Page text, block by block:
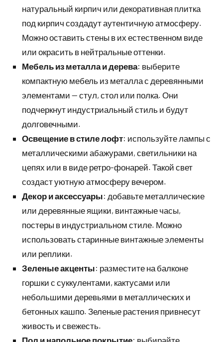
натуральный кирпич или декоративная плитка
под кирпич создадут аутентичную атмосферу.
Можно оставить стены в их естественном виде
или окрасить в нейтральные оттенки.
Мебель из металла и дерева: выберите
компактную мебель из металла с деревянными
элементами — стул, стол или полка. Они
подчеркнут индустриальный стиль и будут
долговечными.
Освещение в стиле лофт: используйте лампы с
металлическими абажурами, светильники на
цепях или в виде ретро-фонарей. Такой свет
создаст уютную атмосферу вечером.
Декор и аксессуары: добавьте металлические
или деревянные ящики, винтажные часы,
постеры в индустриальном стиле. Можно
использовать старинные винтажные элементы
или реплики.
Зеленые акценты: разместите на балконе
горшки с суккулентами, кактусами или
небольшими деревьями в металлических и
бетонных кашпо. Зеленые растения привнесут
живость и свежесть.